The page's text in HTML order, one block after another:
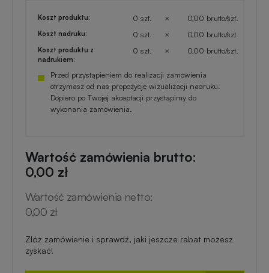
Koszt produktu: 0 szt. × 0,00 brutto/szt.
Koszt nadruku: 0 szt. × 0,00 brutto/szt.
Koszt produktu z
nadrukiem:
0 szt. × 0,00 brutto/szt.
Przed przystąpieniem do realizacji zamówienia
otrzymasz od nas propozycję wizualizacji nadruku.
Dopiero po Twojej akceptacji przystąpimy do
wykonania zamówienia.
Wartość zamówienia brutto:
0,00 zł
Wartość zamówienia netto:
0,00 zł
Złóż zamówienie i sprawdź, jaki jeszcze rabat możesz
zyskać!